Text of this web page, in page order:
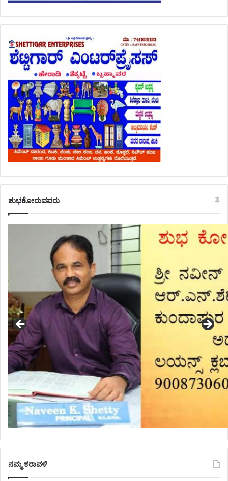
ಶುಭಕೋರುವವರು
ನಮ್ಮ ಕರಾವಳಿ